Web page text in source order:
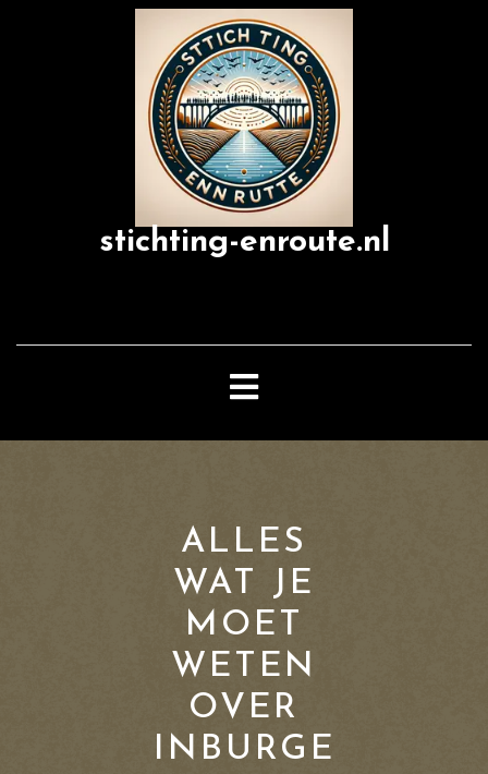
stichting-enroute.nl
Open
Button
ALLES
WAT JE
MOET
WETEN
OVER
INBURGE